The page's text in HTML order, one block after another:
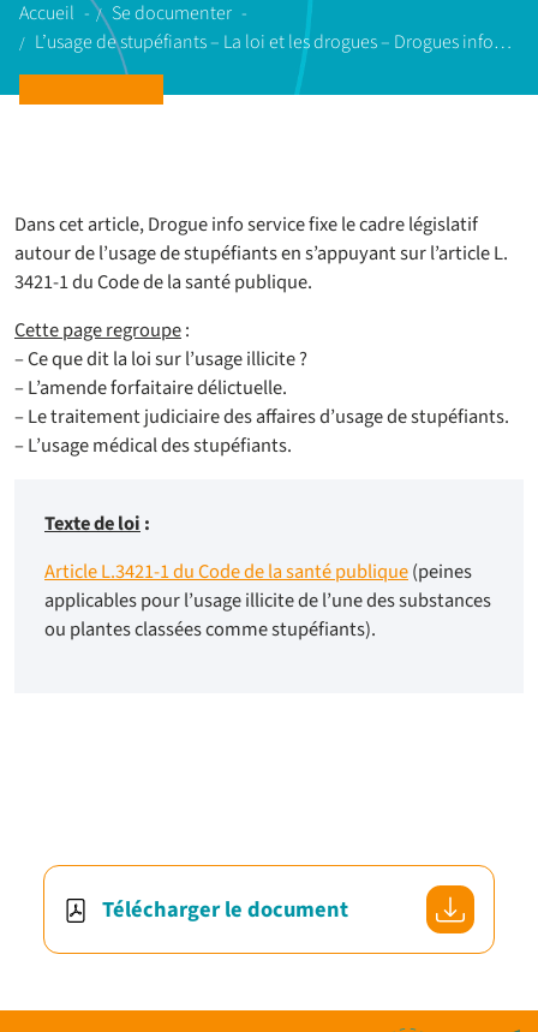
Accueil
Se documenter
L’usage de stupéfiants – La loi et les drogues – Drogues info…
Dans cet article, Drogue info service fixe le cadre législatif
autour de l’usage de stupéfiants en s’appuyant sur l’article L.
3421-1 du Code de la santé publique.
Cette page regroupe:
– Ce que dit la loi sur l’usage illicite ?
– L’amende forfaitaire délictuelle.
– Le traitement judiciaire des affaires d’usage de stupéfiants.
– L’usage médical des stupéfiants.
Texte de loi:
Article L.3421-1 du Code de la santé publique(peines
applicables pour l’usage illicite de l’une des substances
ou plantes classées comme stupéfiants).
Télécharger le document